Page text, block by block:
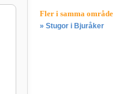
Fler i samma område
» Stugor i Bjuråker